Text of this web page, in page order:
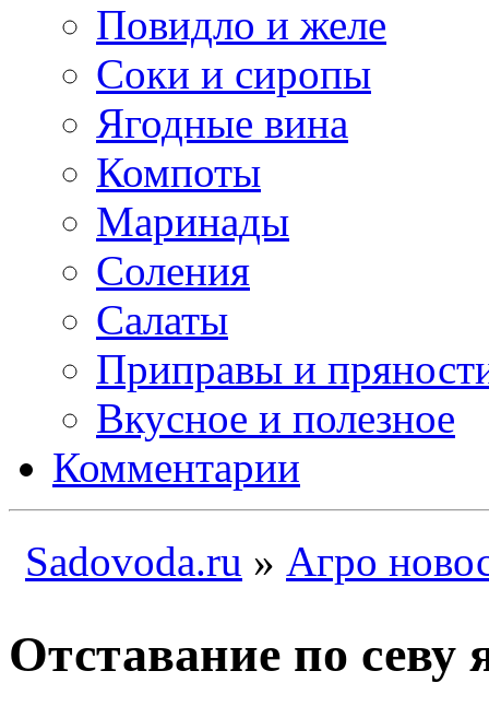
Повидло и желе
Соки и сиропы
Ягодные вина
Компоты
Маринады
Соления
Салаты
Приправы и
Вкусное и полезное
Комментарии
Sadovoda.ru » Агро
Отставание по севу